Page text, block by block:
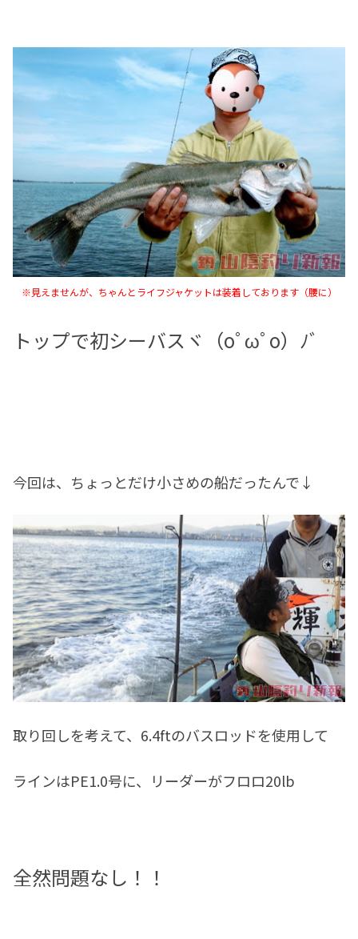
※見えませんが、ちゃんとライフジャケットは装着しております（腰に）
トップで初シーバスヾ（oﾟωﾟo）ﾉﾞ
今回は、ちょっとだけ小さめの船だったんで↓
取り回しを考えて、6.4ftのバスロッドを使用して
ラインはPE1.0号に、リーダーがフロロ20lb
全然問題なし！！